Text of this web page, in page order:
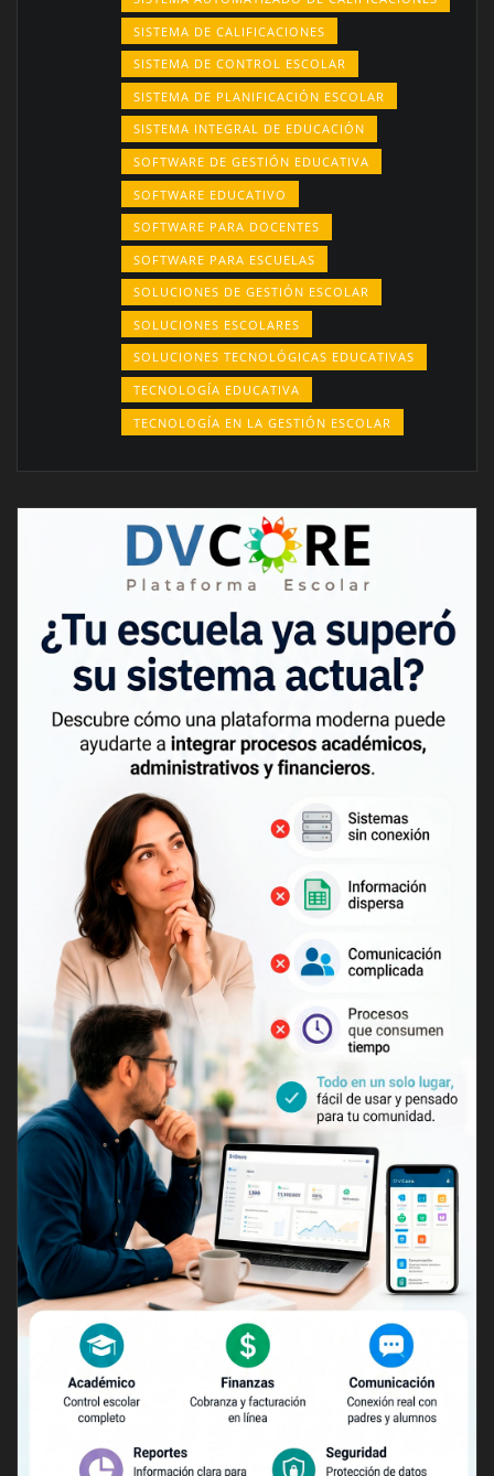
SISTEMA DE CALIFICACIONES
SISTEMA DE CONTROL ESCOLAR
SISTEMA DE PLANIFICACIÓN ESCOLAR
SISTEMA INTEGRAL DE EDUCACIÓN
SOFTWARE DE GESTIÓN EDUCATIVA
SOFTWARE EDUCATIVO
SOFTWARE PARA DOCENTES
SOFTWARE PARA ESCUELAS
SOLUCIONES DE GESTIÓN ESCOLAR
SOLUCIONES ESCOLARES
SOLUCIONES TECNOLÓGICAS EDUCATIVAS
TECNOLOGÍA EDUCATIVA
TECNOLOGÍA EN LA GESTIÓN ESCOLAR